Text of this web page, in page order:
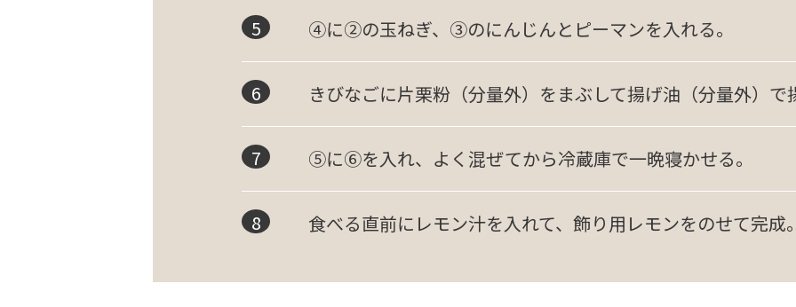
④に②の玉ねぎ、③のにんじんとピーマンを入れる。
きびなごに片栗粉（分量外）をまぶして揚げ油（分量外）で
⑤に⑥を入れ、よく混ぜてから冷蔵庫で一晩寝かせる。
食べる直前にレモン汁を入れて、飾り用レモンをのせて完成。